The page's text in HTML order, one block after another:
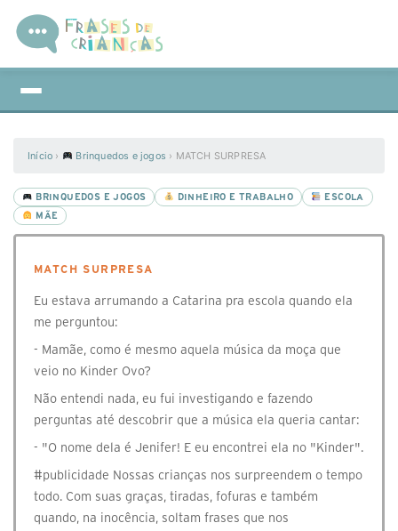
Início › Brinquedos e jogos › MATCH SURPRESA
BRINQUEDOS E JOGOS DINHEIRO E TRABALHO
ESCOLA
MÃE
MATCH SURPRESA
Eu estava arrumando a Catarina pra escola quando ela
me perguntou:
- Mamãe, como é mesmo aquela música da moça que
veio no Kinder Ovo?
Não entendi nada, eu fui investigando e fazendo
perguntas até descobrir que a música ela queria cantar:
- "O nome dela é Jenifer! E eu encontrei ela no "Kinder".
#publicidade Nossas crianças nos surpreendem o tempo
todo. Com suas graças, tiradas, fofuras e também
quando, na inocência, soltam frases que nos